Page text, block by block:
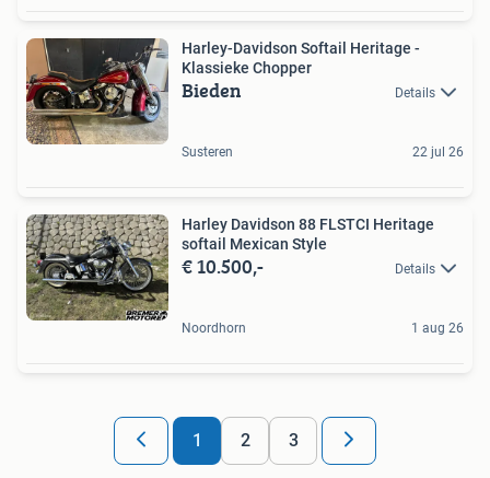
Harley-Davidson Softail Heritage -
Klassieke Chopper
Bieden Details
Susteren 22 jul 26
Harley Davidson 88 FLSTCI Heritage
softail Mexican Style
€ 10.500,- Details
Noordhorn 1 aug 26
1 2 3